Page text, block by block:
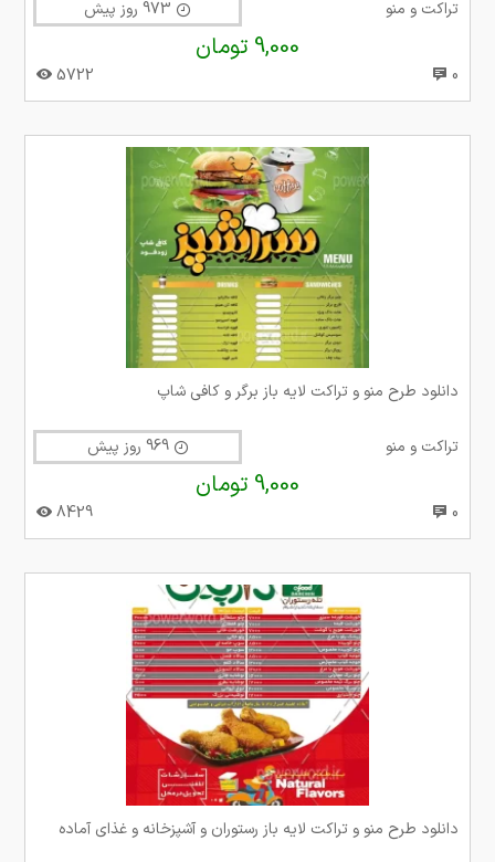
تراکت و منو
9,000 تومان
0
5722
دانلود طرح منو و تراکت لایه باز برگر و کافی شاپ
تراکت و منو 969 روز پیش
9,000 تومان
0
8429
دانلود طرح منو و تراکت لایه باز رستوران و آشپزخانه و غذای آماده